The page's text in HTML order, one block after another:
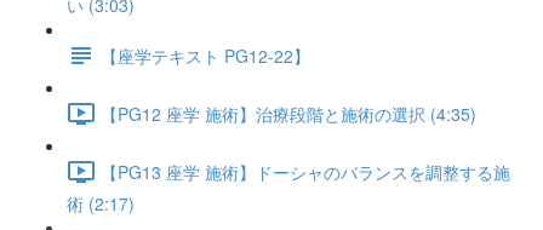
い (3:03)
【座学テキスト PG12-22】
【PG12 座学 施術】治療段階と施術の選択 (4:35)
【PG13 座学 施術】ドーシャのバランスを調整する施
術 (2:17)